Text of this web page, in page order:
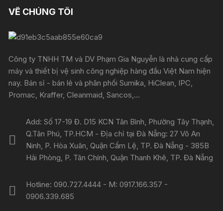
VỀ CHÚNG TÔI
Công ty TNHH TM và DV Phạm Gia Nguyễn là nhà cung cấp
máy và thiết bị vệ sinh công nghiệp hàng đầu Việt Nam hiện
nay. Bán sỉ - bán lẻ và phân phối Sumika, HiClean, IPC,
Promac, Kraffer, Cleanmaid, Sancos,...
Add: Số 17-19 Đ. D15 KCN Tân Bình, Phường Tây Thạnh,
Q.Tân Phú, TP.HCM - Địa chỉ tại Đà Nẵng: 27 Võ An
Ninh, P. Hòa Xuân, Quận Cẩm Lệ, TP. Đà Nẵng - 385B
Hải Phòng, P. Tân Chính, Quận Thanh Khê, TP. Đà Nẵng
Hotline: 090.727.4444 - M: 0917.166.357 -
0906.339.685